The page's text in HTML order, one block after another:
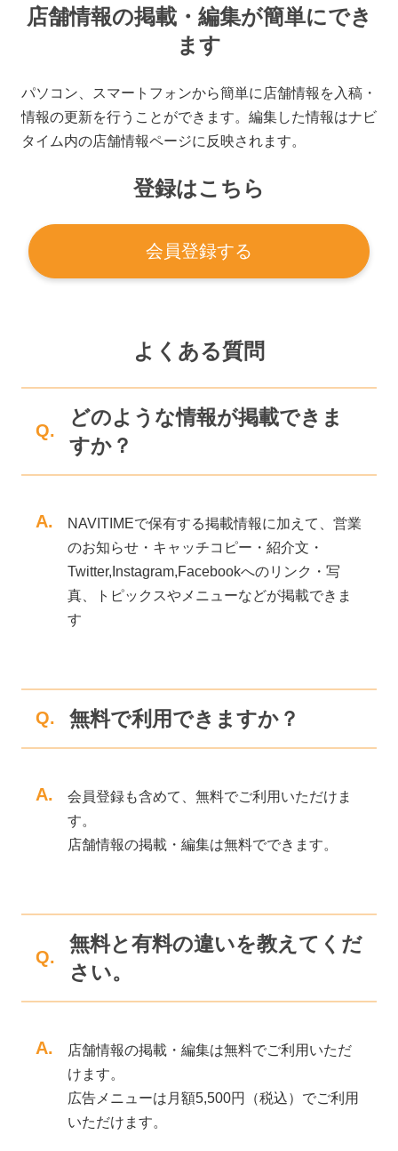
店舗情報の掲載・編集が簡単にでき
ます
パソコン、スマートフォンから簡単に店舗情報を入稿・
情報の更新を行うことができます。編集した情報はナビ
タイム内の店舗情報ページに反映されます。
登録はこちら
会員登録する
よくある質問
Q.
どのような情報が掲載できま
すか？
A.
NAVITIMEで保有する掲載情報に加えて、営業
のお知らせ・キャッチコピー・紹介文・
Twitter,Instagram,Facebookへのリンク・写
真、トピックスやメニューなどが掲載できま
す
Q. 無料で利用できますか？
A.
会員登録も含めて、無料でご利用いただけま
す。
店舗情報の掲載・編集は無料でできます。
Q.
無料と有料の違いを教えてくだ
さい。
A.
店舗情報の掲載・編集は無料でご利用いただ
けます。
広告メニューは月額5,500円（税込）でご利用
いただけます。